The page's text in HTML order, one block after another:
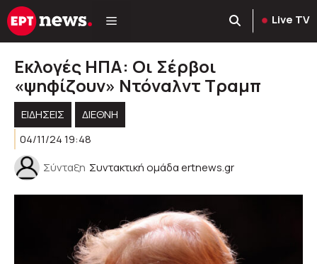
Μετάβαση
σε
Live TV
Εκλογές ΗΠΑ: Οι Σέρβοι
«ψηφίζουν» Ντόναλντ Τραμπ
ΕΙΔΗΣΕΙΣ
ΔΙΕΘΝΗ
04/11/24 19:48
Σύνταξη Συντακτική ομάδα ertnews.gr